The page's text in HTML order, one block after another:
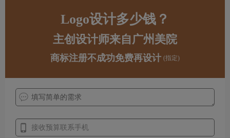
Logo设计多少钱？
主创设计师来自广州美院
商标注册不成功免费再设计 (指定)